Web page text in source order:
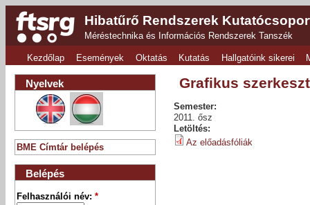
Hibatűrő Rendszerek
Méréstechnika és Információs Rendszerek Tanszék
Kezdőlap Események Oktatás Kutatás Hallgatóink sikerei
Grafikus
Semester:
2011. ősz
Letöltés:
Az előadásfóliák
Nyelvek
BME Címtár belépés
Belépés
Felhasználói név:*